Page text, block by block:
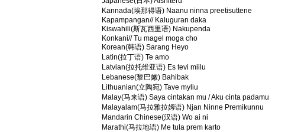
Kannada(埃那得语) Naanu ninna preetisuttene
Kapampangan// Kaluguran daka
Kiswahili(斯瓦西里语) Nakupenda
Konkani// Tu magel moga cho
Korean(韩语) Sarang Heyo
Latin(拉丁语) Te amo
Latvian(拉托维亚语) Es tevi miilu
Lebanese(黎巴嫩) Bahibak
Lithuanian(立陶宛) Tave myliu
Malay(马来语) Saya cintakan mu / Aku cinta padamu
Malayalam(马拉雅拉姆语) Njan Ninne Premikunnu
Mandarin Chinese(汉语) Wo ai ni
Marathi(马拉地语) Me tula prem karto